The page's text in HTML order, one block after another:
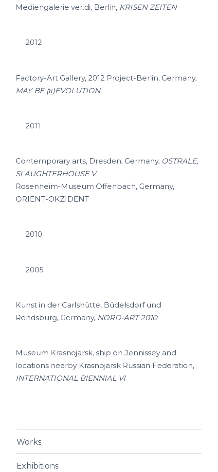
Mediengalerie ver.di, Berlin, KRISEN ZEITEN
2012
Factory-Art Gallery, 2012 Project-Berlin, Germany,
MAY BE (ᴚ)EVOLUTION
2011
Contemporary arts, Dresden, Germany, OSTRALE,
SLAUGHTERHOUSE V
Rosenheim-Museum Offenbach, Germany,
ORIENT-OKZIDENT
2010
2005
Kunst in der Carlshütte, Büdelsdorf und
Rendsburg, Germany, NORD-ART 2010
Museum Krasnojarsk, ship on Jennissey and
locations nearby Krasnojarsk Russian Federation,
INTERNATIONAL BIENNIAL VI
Works
Exhibitions